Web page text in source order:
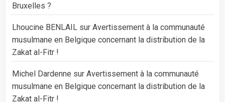
Bruxelles ?
Lhoucine BENLAIL sur Avertissement à la communauté
musulmane en Belgique concernant la distribution de la
Zakat al-Fitr !
Michel Dardenne sur Avertissement à la communauté
musulmane en Belgique concernant la distribution de la
Zakat al-Fitr !